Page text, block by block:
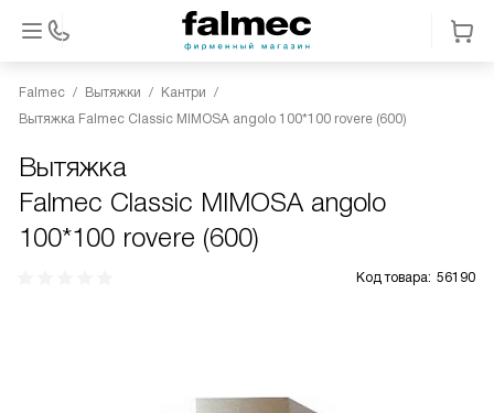
Falmec Вытяжки
Кантри
Вытяжка Falmec Classic MIMOSA angolo 100*100 rovere (600)
Вытяжка
Falmec Classic MIMOSA angolo
100*100 rovere (600)
Код товара: 56190